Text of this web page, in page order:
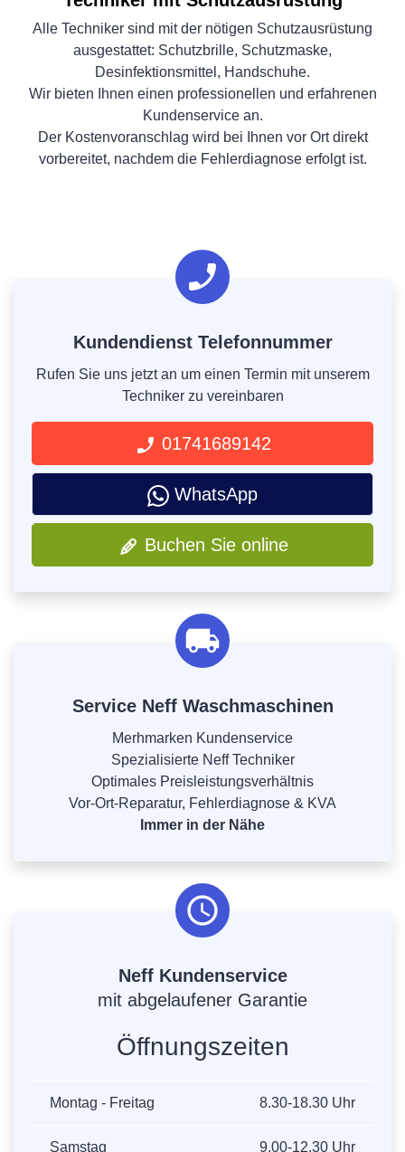
Alle Techniker sind mit der nötigen Schutzausrüstung
ausgestattet: Schutzbrille, Schutzmaske,
Desinfektionsmittel, Handschuhe.
Wir bieten Ihnen einen professionellen und erfahrenen
Kundenservice an.
Der Kostenvoranschlag wird bei Ihnen vor Ort direkt
vorbereitet, nachdem die Fehlerdiagnose erfolgt ist.
Kundendienst Telefonnummer
Rufen Sie uns jetzt an um einen Termin mit unserem
Techniker zu vereinbaren
01741689142
WhatsApp
Buchen Sie online
Service Neff Waschmaschinen
Merhmarken Kundenservice
Spezialisierte Neff Techniker
Optimales Preisleistungsverhältnis
Vor-Ort-Reparatur, Fehlerdiagnose & KVA
Immer in der Nähe
Neff Kundenservice
mit abgelaufener Garantie
Öffnungszeiten
Montag - Freitag 8.30-18.30 Uhr
Samstag 9.00-12.30 Uhr